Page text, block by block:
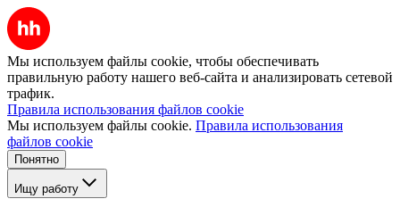
Мы используем файлы cookie, чтобы обеспечивать
правильную работу нашего веб-сайта и анализировать сетевой
трафик.
Правила использования файлов cookie
Мы используем файлы cookie. Правила использования
файлов cookie
Понятно
Ищу работу